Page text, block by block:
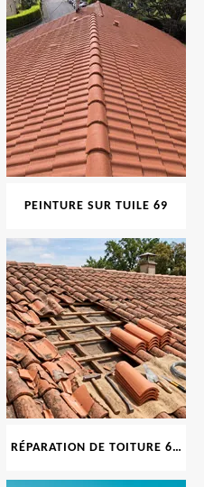
PEINTURE SUR TUILE 69
RÉPARATION DE TOITURE 69 RHONE, TUILES CASSÉES OU ABIMÉES